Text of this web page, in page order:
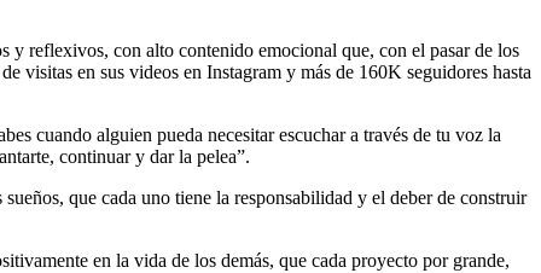
y reflexivos, con alto contenido emocional que, con el pasar de los
visitas en sus videos en Instagram y más de 160K seguidores hasta
cuando alguien pueda necesitar escuchar a través de tu voz la
continuar y dar la pelea”.
que cada uno tiene la responsabilidad y el deber de construir
en la vida de los demás, que cada proyecto por grande,